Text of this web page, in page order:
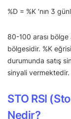
%D = %K ‘nın 3
80-100 arası bölge
bölgesidir. %K
durumunda satış
sinyali vermektedir.
STO RSI
Nedir?